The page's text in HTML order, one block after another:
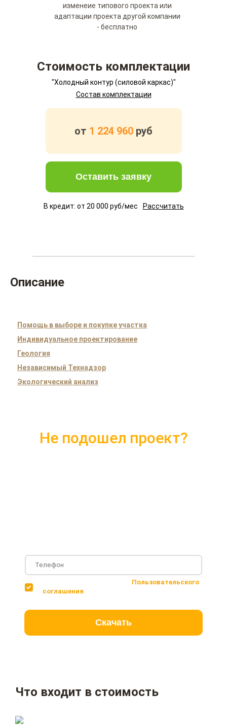
изменеие типового проекта или
адаптации проекта другой компании
- бесплатно
Стоимость комплектации
"Холодный контур (силовой каркас)"
Состав комплектации
от 1 224 960 руб
Оставить заявку
В кредит: от 20 000 руб/мес Рассчитать
Описание
Помощь в выборе и покупке участка
Индивидуальное проектирование
Геология
Независимый Технадзор
Экологический анализ
Не подошел проект?
Пользовательского
соглашения
Скачать
Что входит в стоимость